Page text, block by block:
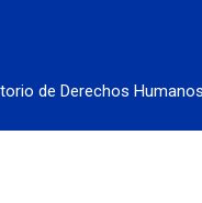
de Derechos